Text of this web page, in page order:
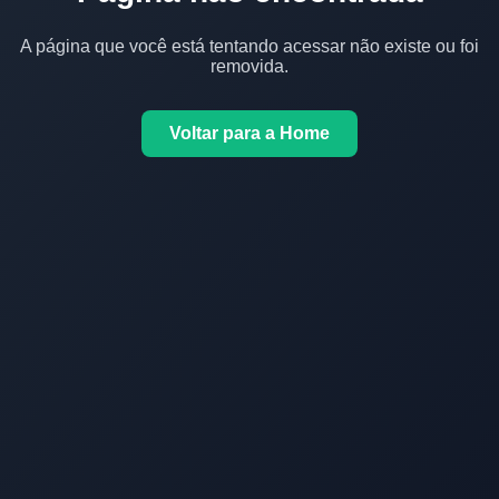
A página que você está tentando acessar não existe ou foi
removida.
Voltar para a Home